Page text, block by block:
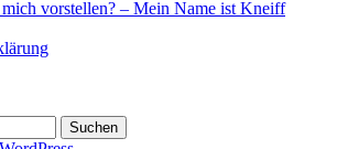
vorstellen? – Mein Name ist Kneiff